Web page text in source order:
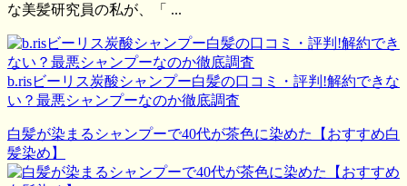
な美髪研究員の私が、「 ...
b.risビーリス炭酸シャンプー白髪の口コミ・評判!解約できな
い？最悪シャンプーなのか徹底調査
白髪が染まるシャンプーで40代が茶色に染めた【おすすめ白
髪染め】